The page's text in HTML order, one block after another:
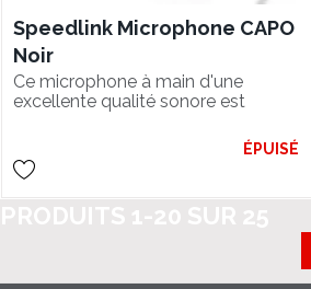
Speedlink Microphone CAPO
Noir
Ce microphone à main d'une
excellente qualité sonore est
l'enregistrement de la voix et du chant
ÉPUISÉ